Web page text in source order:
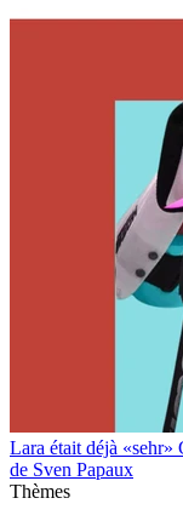
Lara était déjà «sehr»
de Sven Papaux
Thèmes